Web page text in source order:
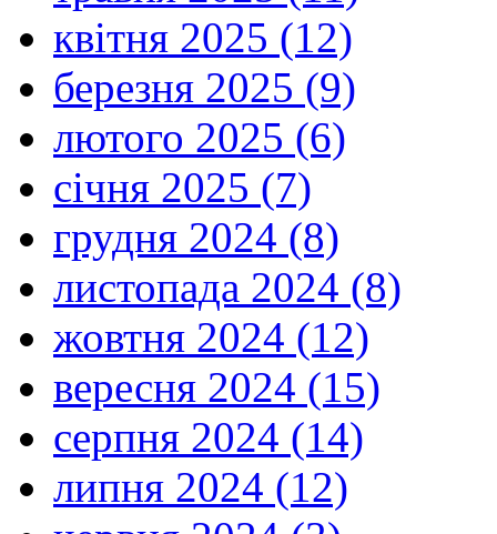
квітня 2025 (12)
березня 2025 (9)
лютого 2025 (6)
січня 2025 (7)
грудня 2024 (8)
листопада 2024 (8)
жовтня 2024 (12)
вересня 2024 (15)
серпня 2024 (14)
липня 2024 (12)